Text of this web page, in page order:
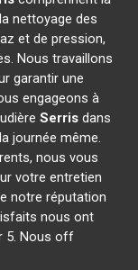
nettoyage des
et de pression,
Nous travaillons
garantir une
engageons à
Serrisdans
journée même.
nous vous
votre entretien
notre réputation
nous ont
5. Nous off